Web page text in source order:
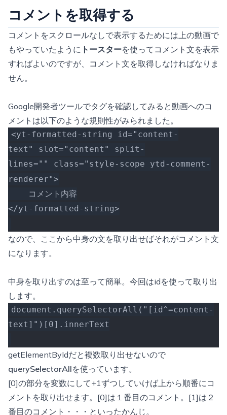
コメントを取得する
コメントをスクロールなしで表示するためには上の動画で
もやっていたように トースターを使ってコメント文を表示
すればよいのですが、コメント文を取得しなければなりま
せん。
Google開発者ツールでタグを確認してみると動画へのコ
メントは以下のような規則性がみられました。
<yt-formatted-string id="content-
text" slot="content" split-
lines="" class="style-scope ytd-comment-
renderer">
コメント内容
</yt-formatted-string>
なので、ここから中身の文を取り出せばそれがコメント文
になります。
中身を取り出すのは至って簡単。今回はidを使って取り出
します。
document.querySelectorAll("[id^=content-
text]")[0].innerText
getElementByIdだと複数取り出せないので
querySelectorAllを使っています。
[0]の部分を変数にして+1ずつしていけば上から順番にコ
メントを取り出せます。[0]は１番目のコメント。[1]は２
番目のコメント・・・といったかんじ。